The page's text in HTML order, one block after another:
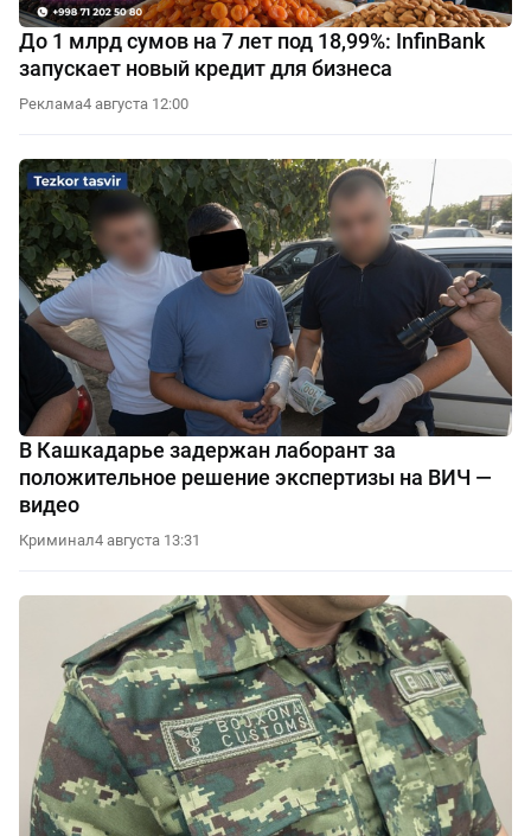
До 1 млрд сумов на 7 лет под 18,99%: InfinBank
запускает новый кредит для бизнеса
Реклама4 августа 12:00
В Кашкадарье задержан лаборант за
положительное решение экспертизы на ВИЧ —
видео
Криминал4 августа 13:31